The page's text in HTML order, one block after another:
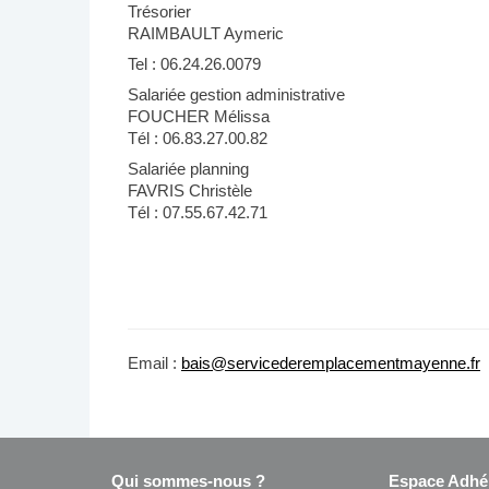
Trésorier
RAIMBAULT Aymeric
Tel : 06.24.26.0079
Salariée gestion administrative
FOUCHER Mélissa
Tél : 06.83.27.00.82
Salariée planning
FAVRIS Christèle
Tél : 07.55.67.42.71
Email : bais@servicederemplacementmayenne.fr
Qui sommes-nous ? Espace